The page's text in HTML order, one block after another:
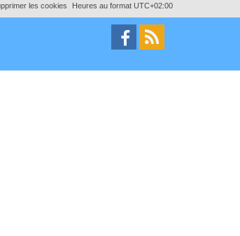
Heures au format UTC+02:00
les cookies